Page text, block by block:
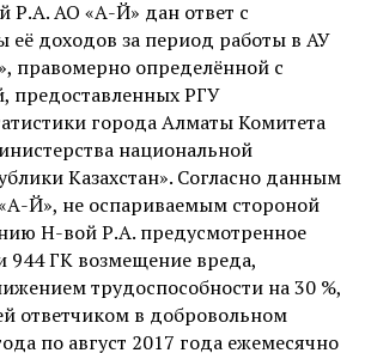
Р.А. АО «А-Й» дан ответ с
её доходов за период работы в АУ
правомерно определённой с
предоставленных РГУ
города Алматы Комитета
национальной
Казахстан». Согласно данным
Й», не оспариваемым стороной
Н-вой Р.А. предусмотренное
944 ГК возмещение вреда,
трудоспособности на 30 %,
ответчиком в добровольном
по август 2017 года ежемесячно